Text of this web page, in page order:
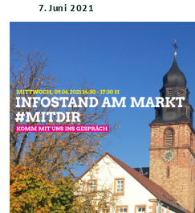
7. Juni 2021